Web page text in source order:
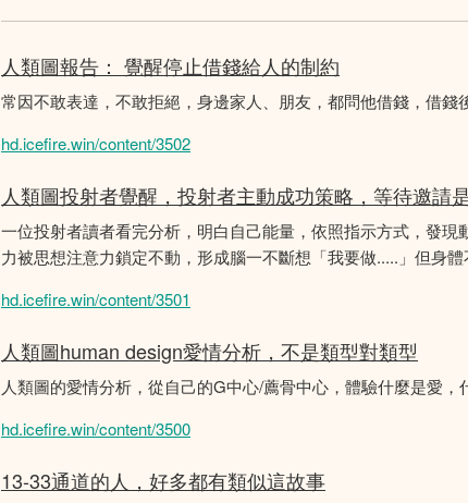
人類圖報告： 覺醒停止借錢給人的制約
常因不敢表達，不敢拒絕，身邊家人、朋友，都問他借錢，借錢
hd.icefire.win/content/3502
人類圖投射者覺醒，投射者主動成功策略，等待邀請
一位投射者讀者看完分析，明白自己能量，依照指示方式，發
力被思想注意力鎖定不動，形成腦一不斷想「我要做.....」但身體
hd.icefire.win/content/3501
人類圖human design愛情分析，不是類型對類型
人類圖的愛情分析，從自己的G中心/薦骨中心，體驗什麼是愛
hd.icefire.win/content/3500
13-33通道的人，好多都有類似這故事